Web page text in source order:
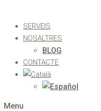
SERVEIS
NOSALTRES
BLOG
CONTACTE
Menu